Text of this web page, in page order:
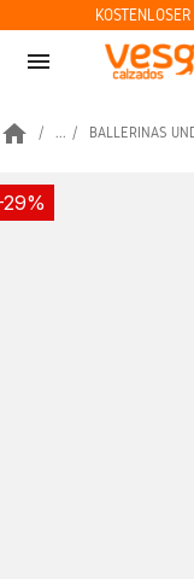
menu
home ... BALLERINAS